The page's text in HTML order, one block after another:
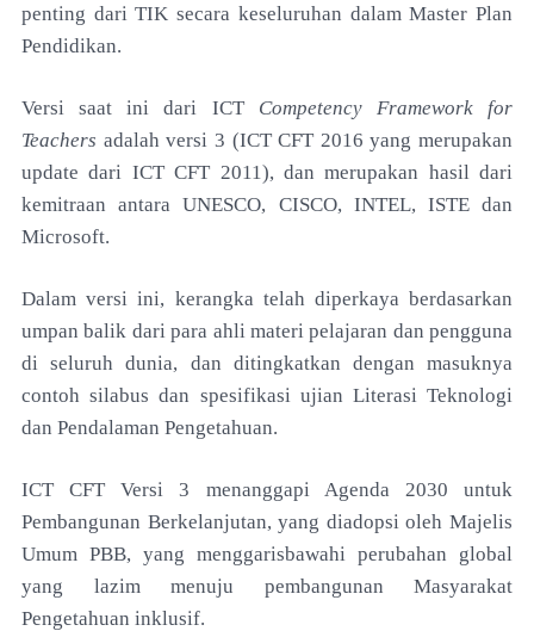
penting dari TIK secara keseluruhan dalam Master Plan
Pendidikan.
Versi saat ini dari ICT Competency Framework for
Teachers adalah versi 3 (ICT CFT 2016 yang merupakan
update dari ICT CFT 2011), dan merupakan hasil dari
kemitraan antara UNESCO, CISCO, INTEL, ISTE dan
Microsoft.
Dalam versi ini, kerangka telah diperkaya berdasarkan
umpan balik dari para ahli materi pelajaran dan pengguna
di seluruh dunia, dan ditingkatkan dengan masuknya
contoh silabus dan spesifikasi ujian Literasi Teknologi
dan Pendalaman Pengetahuan.
ICT CFT Versi 3 menanggapi Agenda 2030 untuk
Pembangunan Berkelanjutan, yang diadopsi oleh Majelis
Umum PBB, yang menggarisbawahi perubahan global
yang lazim menuju pembangunan Masyarakat
Pengetahuan inklusif.